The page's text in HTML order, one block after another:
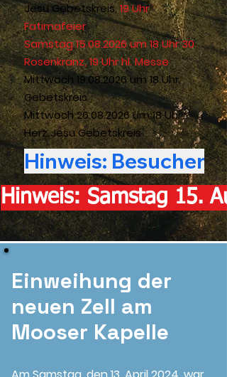
Jesu Gebetskreis,19 Uhr
Fatimafeier
Samstag15.08.2026um 18 Uhr 30
Rosenkranz, 19 Uhr hl. Messe
Mittwoch 19.08.2026um 18 Uhr
Gebetskreis
Mittwoch26.08.2026um 18 Uhr
Herz Jesu Gebetskreis
Hinweis: Samstag 15.
Einweihung der
neuen Zell am
Mooser Kapelle